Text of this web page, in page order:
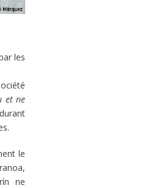
les
et ne
le
ne